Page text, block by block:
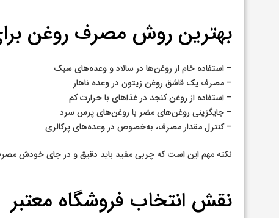
بهترین روش مصرف روغن
– استفاده خام از روغن‌ها در سالاد و وعده‌های سبک
– مصرف یک قاشق روغن زیتون در وعده ناهار
– استفاده از روغن کنجد در غذاهای با حرارت کم
– جایگزینی روغن‌های مضر با روغن‌های پرس سرد
– کنترل مقدار مصرف، به‌خصوص در وعده‌های پرکالری
نکته مهم این است که چربی مفید باید دقیق و در جای خودش
نقش انتخاب فروشگاه معتبر